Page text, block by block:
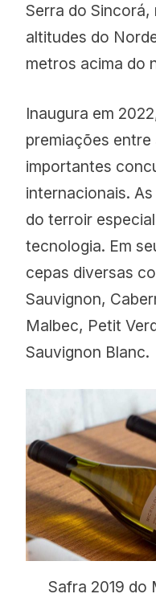
Serra do Sincorá,
altitudes do
metros acima do
Inaugura em
premiações entre
importantes
internacionais.
do terroir
tecnologia. Em
cepas diversas
Sauvignon,
Malbec, Petit
Sauvignon Blanc.
Safra 2019 do